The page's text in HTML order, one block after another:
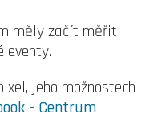
měly začít měřit
eventy.
jeho možnostech
- Centrum